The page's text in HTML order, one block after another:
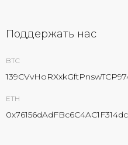
Поддержать нас
BTC
ETH